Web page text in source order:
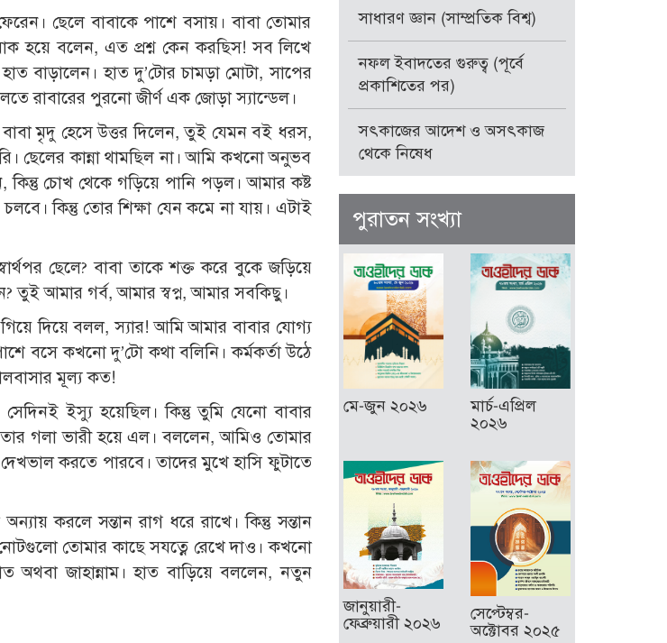
ফেরেন। ছেলে বাবাকে পাশে বসায়। বাবা তোমার
হয়ে বলেন, এত প্রশ্ন কেন করছিস! সব লিখে
বাড়ালেন। হাত দু’টোর চামড়া মোটা, সাপের
রাবারের পুরনো জীর্ণ এক জোড়া স্যান্ডেল।
মৃদু হেসে উত্তর দিলেন, তুই যেমন বই ধরস,
ছেলের কান্না থামছিল না। আমি কখনো অনুভব
কিন্তু চোখ থেকে গড়িয়ে পানি পড়ল। আমার কষ্ট
কিন্তু তোর শিক্ষা যেন কমে না যায়। এটাই
ছেলে? বাবা তাকে শক্ত করে বুকে জড়িয়ে
তুই আমার গর্ব, আমার স্বপ্ন, আমার সবকিছু।
দিয়ে বলল, স্যার! আমি আমার বাবার যোগ্য
বসে কখনো দু’টো কথা বলিনি। কর্মকর্তা উঠে
মূল্য কত!
ইস্যু হয়েছিল। কিন্তু তুমি যেনো বাবার
তার গলা ভারী হয়ে এল। বললেন, আমিও তোমার
করতে পারবে। তাদের মুখে হাসি ফুটাতে
করলে সন্তান রাগ ধরে রাখে। কিন্তু সন্তান
তোমার কাছে সযত্নে রেখে দাও। কখনো
অথবা জাহান্নাম। হাত বাড়িয়ে বললেন, নতুন
সাধারণ জ্ঞান (সাম্প্রতিক বিশ্ব)
নফল ইবাদতের গুরুত্ব (পূর্বে
প্রকাশিতের পর)
সৎকাজের আদেশ ও অসৎকাজ
থেকে নিষেধ
পুরাতন সংখ্যা
মে-জুন ২০২৬
মার্চ-এপ্রিল
২০২৬
জানুয়ারী-
ফেব্রুয়ারী ২০২৬
সেপ্টেম্বর-
অক্টোবর ২০২৫